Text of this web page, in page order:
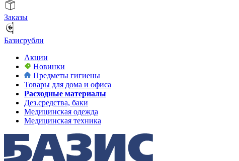
Заказы
Базисрубли
Акции
Новинки
Предметы гигиены
Товары для дома и офиса
Расходные материалы
Дез.средства, баки
Медицинская одежда
Медицинская техника